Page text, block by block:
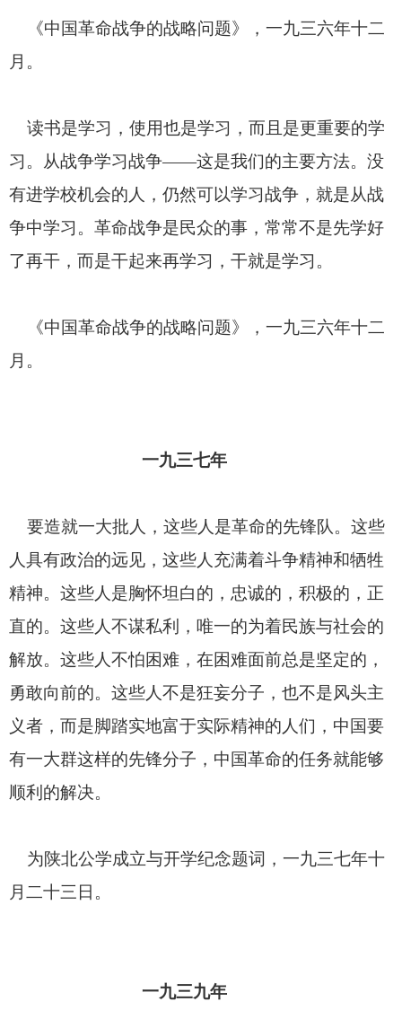
《中国革命战争的战略问题》，一九三六年十二
月。
读书是学习，使用也是学习，而且是更重要的学
习。从战争学习战争——这是我们的主要方法。没
有进学校机会的人，仍然可以学习战争，就是从战
争中学习。革命战争是民众的事，常常不是先学好
了再干，而是干起来再学习，干就是学习。
《中国革命战争的战略问题》，一九三六年十二
月。
一九三七年
要造就一大批人，这些人是革命的先锋队。这些
人具有政治的远见，这些人充满着斗争精神和牺牲
精神。这些人是胸怀坦白的，忠诚的，积极的，正
直的。这些人不谋私利，唯一的为着民族与社会的
解放。这些人不怕困难，在困难面前总是坚定的，
勇敢向前的。这些人不是狂妄分子，也不是风头主
义者，而是脚踏实地富于实际精神的人们，中国要
有一大群这样的先锋分子，中国革命的任务就能够
顺利的解决。
为陕北公学成立与开学纪念题词，一九三七年十
月二十三日。
一九三九年